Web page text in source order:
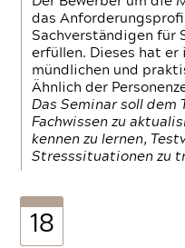
das
Sachverständigen für
erfüllen. Dieses hat
mündlichen und
Ähnlich der
Das Seminar soll dem
Fachwissen zu
kennen zu lernen,
Stresssituationen zu
18